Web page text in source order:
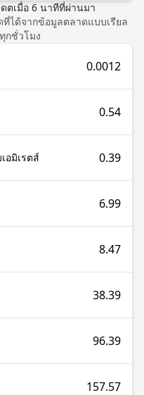
ตเมื่อ 6 นาทีที่ผ่านมา
ได้จากข้อมูลตลาดแบบเรียล
กชั่วโมง
0.0012
0.54
อมิเรตส์ 0.39
6.99
8.47
38.39
96.39
157.57